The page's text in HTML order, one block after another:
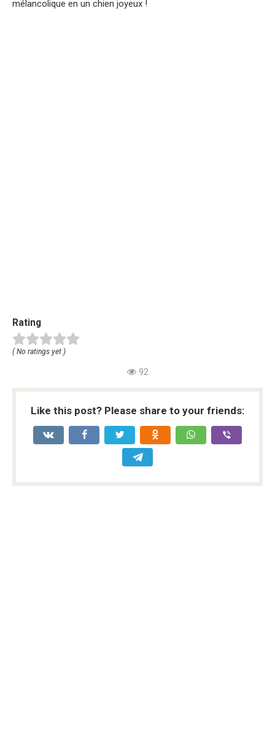
mélancolique en un chien joyeux !
Rating
( No ratings yet )
92
Like this post? Please share to your friends: